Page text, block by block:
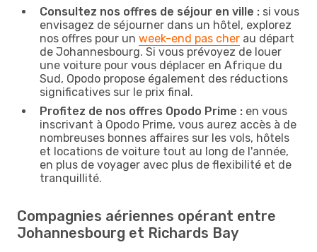
Consultez nos offres de séjour en ville : si vous
envisagez de séjourner dans un hôtel, explorez
nos offres pour un week-end pas cher au départ
de Johannesbourg. Si vous prévoyez de louer
une voiture pour vous déplacer en Afrique du
Sud, Opodo propose également des réductions
significatives sur le prix final.
Profitez de nos offres Opodo Prime : en vous
inscrivant à Opodo Prime, vous aurez accès à de
nombreuses bonnes affaires sur les vols, hôtels
et locations de voiture tout au long de l'année,
en plus de voyager avec plus de flexibilité et de
tranquillité.
Compagnies aériennes opérant entre
Johannesbourg et Richards Bay